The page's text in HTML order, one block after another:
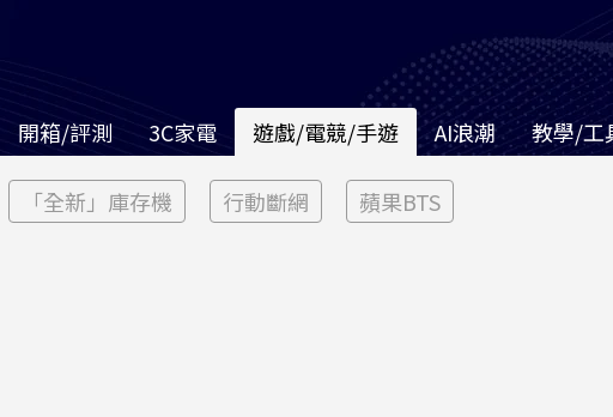
開箱/評測 3C家電 遊戲/電競/手遊 AI浪潮 教學/工
「全新」庫存機 行動斷網 蘋果BTS